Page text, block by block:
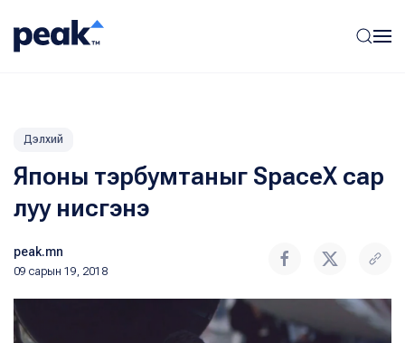
Дэлхий
Японы тэрбумтаныг SpaceX сар
луу нисгэнэ
peak.mn
09 сарын 19, 2018